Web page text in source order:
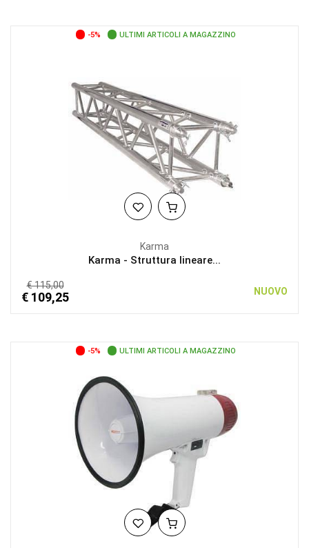
-5% ULTIMI ARTICOLI A MAGAZZINO
Karma
Karma - Struttura lineare...
€ 115,00
€ 109,25 NUOVO
-5% ULTIMI ARTICOLI A MAGAZZINO